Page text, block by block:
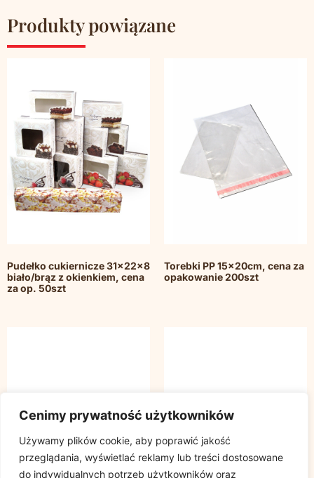
Cenimy prywatność użytkowników
Używamy plików cookie, aby poprawić jakość
przeglądania, wyświetlać reklamy lub treści dostosowane
do indywidualnych potrzeb użytkowników oraz
Produkty powiązane
Pudełko cukiernicze 31x22x8
biało/brąz z okienkiem, cena
za op. 50szt
Torebki PP 15x20cm, cena za
opakowanie 200szt